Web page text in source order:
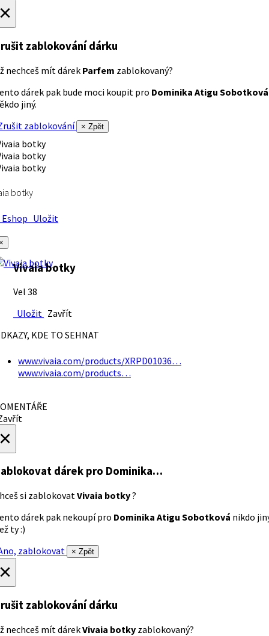
zablokování dárku
nechceš mít dárek Parfem zablokovaný?
dárek pak bude moci koupit pro Dominika Atigu Sobotková
jiný.
zablokování
× Zpět
botky
Uložit
Vivaia botky
Vel 38
Uložit Zavřít
KDE TO SEHNAT
www.vivaia.com/products/XRPD01036…
www.vivaia.com/products…
dárek pro Dominika…
si zablokovatVivaia botky?
dárek pak nekoupí pro Dominika Atigu Sobotková nikdo
ty :)
zablokovat
× Zpět
zablokování dárku
nechceš mít dárekVivaia botky zablokovaný?